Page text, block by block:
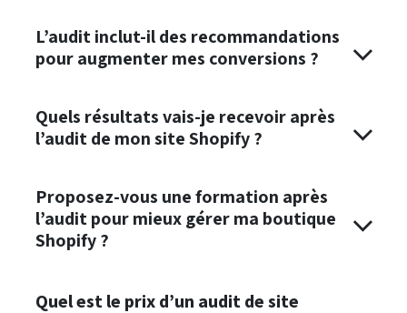
L’audit inclut-il des recommandations
pour augmenter mes conversions ?
Quels résultats vais-je recevoir après
l’audit de mon site Shopify ?
Proposez-vous une formation après
l’audit pour mieux gérer ma boutique
Shopify ?
Quel est le prix d’un audit de site